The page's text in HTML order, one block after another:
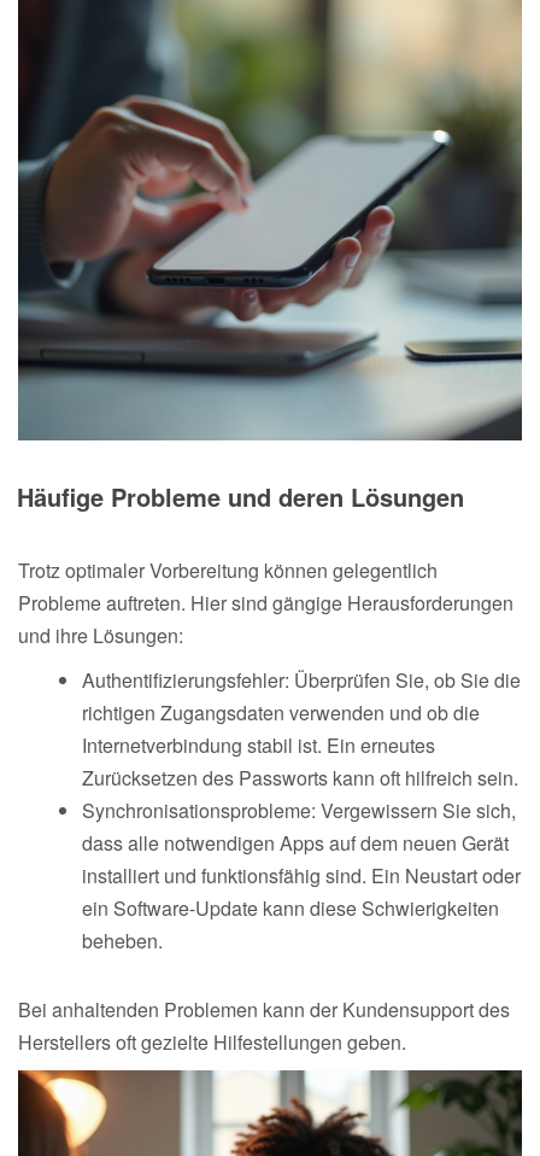
Häufige Probleme und deren Lösungen
Trotz optimaler Vorbereitung können gelegentlich
Probleme auftreten. Hier sind gängige Herausforderungen
und ihre Lösungen:
Authentifizierungsfehler: Überprüfen Sie, ob Sie die
richtigen Zugangsdaten verwenden und ob die
Internetverbindung stabil ist. Ein erneutes
Zurücksetzen des Passworts kann oft hilfreich sein.
Synchronisationsprobleme: Vergewissern Sie sich,
dass alle notwendigen Apps auf dem neuen Gerät
installiert und funktionsfähig sind. Ein Neustart oder
ein Software-Update kann diese Schwierigkeiten
beheben.
Bei anhaltenden Problemen kann der Kundensupport des
Herstellers oft gezielte Hilfestellungen geben.